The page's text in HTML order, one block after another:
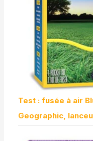
Test : fusée à air
Geographic,